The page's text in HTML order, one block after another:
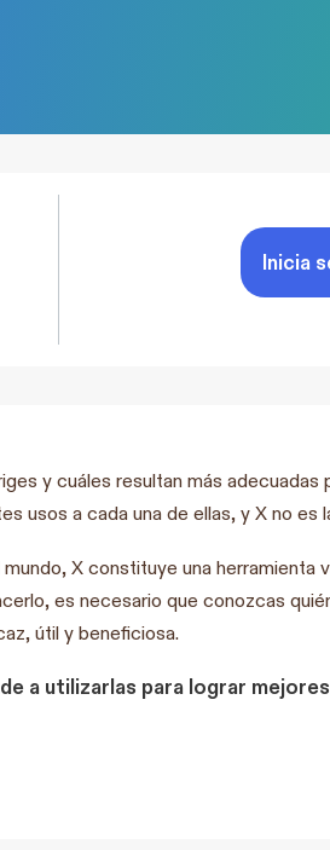
Inicia
y cuáles resultan más
usos a cada una de ellas, y X no es
X constituye una herramienta
es necesario que conozcas
útil y beneficiosa.
a utilizarlas para lograr